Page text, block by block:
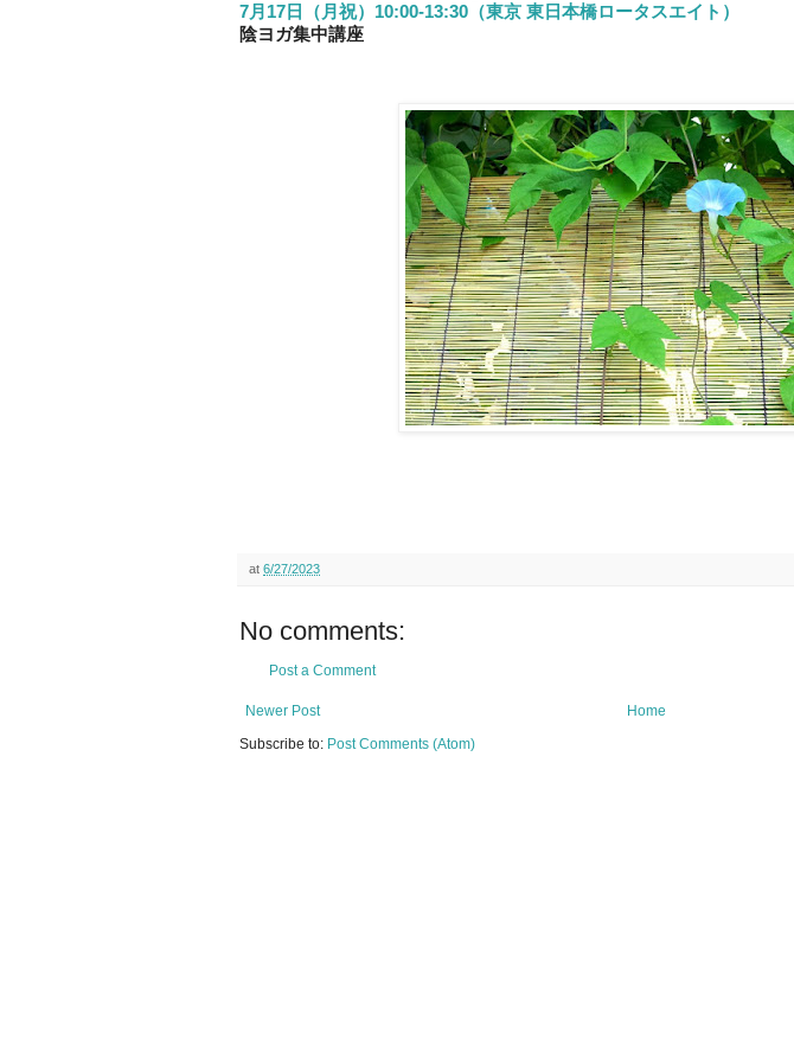
7月17日（月祝）10:00-13:30 （東京 東日本橋ロータスエイト）
陰ヨガ集中講座
at 6/27/2023
No comments:
Post a Comment
Newer Post
Home
Subscribe to: Post Comments (Atom)